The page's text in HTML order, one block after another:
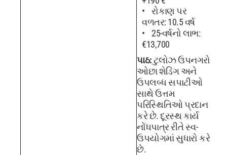
રોકાણ પર
વળતર: 10.5 વર્ષ
25-વર્ષનો લાભ:
€13,700
પાઠ:ટુલોઝ ઉપનગરો
ઓછા શેડિંગ અને
ઉપલબ્ધ સપાટીઓ
સાથે ઉત્તમ
પરિસ્થિતિઓ પ્રદાન
કરે છે. દૂરસ્થ કાર્ય
નોંધપાત્ર રીતે સ્વ-
ઉપયોગમાં સુધારો કરે
છે.